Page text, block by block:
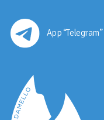
App “Telegram”